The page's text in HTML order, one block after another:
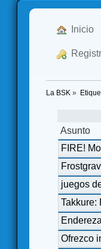
Inicio
La BSK »
Asunto
FIRE!
juegos
Takkure:
Ofrezco